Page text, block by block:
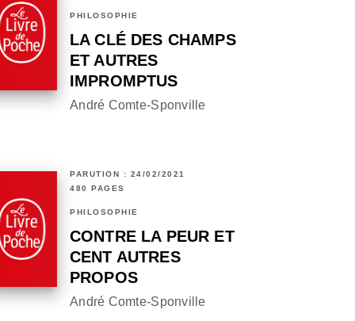
PHILOSOPHIE
LA CLÉ DES CHAMPS
ET AUTRES
IMPROMPTUS
André Comte-Sponville
PARUTION : 24/02/2021
480 PAGES
PHILOSOPHIE
CONTRE LA PEUR ET
CENT AUTRES
PROPOS
André Comte-Sponville